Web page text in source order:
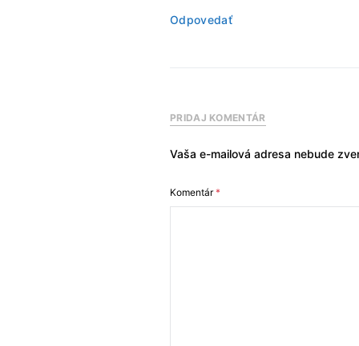
Odpovedať
PRIDAJ KOMENTÁR
Vaša e-mailová adresa nebude
Komentár*